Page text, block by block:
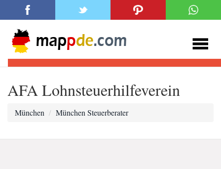
AFA Lohnsteuerhilfeverein
München München Steuerberater